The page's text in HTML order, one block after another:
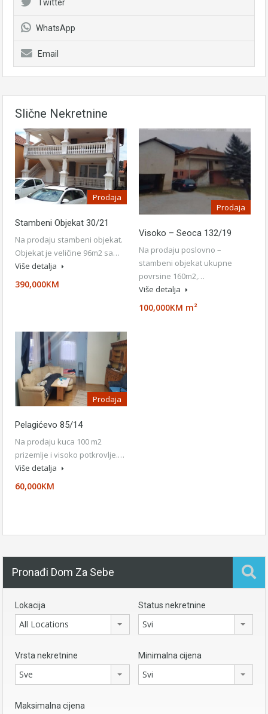
Twitter
WhatsApp
Email
Slične Nekretnine
Prodaja
Stambeni Objekat 30/21
Na prodaju stambeni objekat.
Objekat je veličine 96m2 sa…
Više detalja
390,000KM
Prodaja
Visoko – Seoca 132/19
Na prodaju poslovno –
stambeni objekat ukupne
povrsine 160m2,…
Više detalja
100,000KM m²
Prodaja
Pelagićevo 85/14
Na prodaju kuca 100 m2
prizemlje i visoko potkrovlje.…
Više detalja
60,000KM
Pronađi Dom Za Sebe
Lokacija
All Locations
Status nekretnine
Svi
Vrsta nekretnine
Sve
Minimalna cijena
Svi
Maksimalna cijena